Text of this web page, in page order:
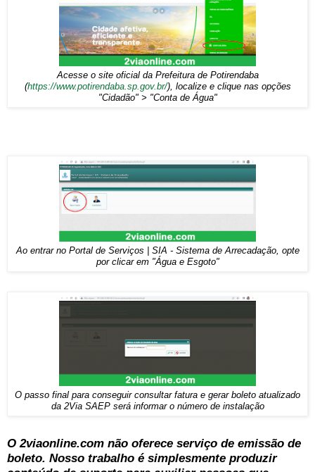
Acesse o site oficial da Prefeitura de Potirendaba
(https://www.potirendaba.sp.gov.br/), localize e clique nas opções
"Cidadão" > "Conta de Água"
Ao entrar no Portal de Serviços | SIA - Sistema de Arrecadação, opte
por clicar em "Água e Esgoto"
O passo final para conseguir consultar fatura e gerar boleto atualizado
da 2Via SAEP será informar o número de instalação
O 2viaonline.com não oferece serviço de emissão de
boleto. Nosso trabalho é simplesmente produzir